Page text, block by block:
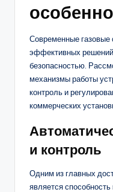
Современные
эффективных
безопасностью.
механизмы работы
контроль и
коммерческих
и контроль
Одним из главных
является